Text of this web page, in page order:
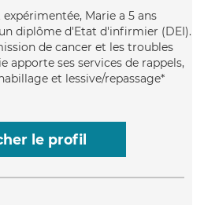
expérimentée, Marie a 5 ans
diplôme d'Etat d'infirmier (DEI).
de cancer et les troubles
apporte ses services de rappels,
et lessive/repassage*
le profil